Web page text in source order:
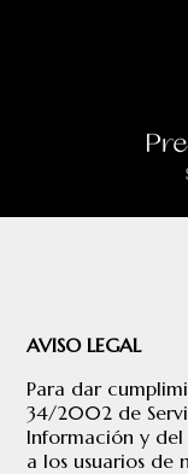
AVISO LEGAL
Para dar
34/2002 de
Información y
a los usuarios de